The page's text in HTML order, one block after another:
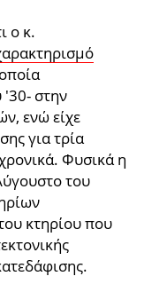
ο κ.
'30- στην
ενώ είχε
για τρία
Φυσικά η
του
κτηρίου που